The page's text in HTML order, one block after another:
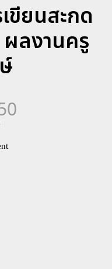
ขียนสะกด
ผลงานครู